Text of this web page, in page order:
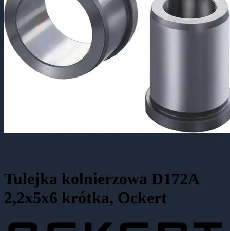
Tulejka kolnierzowa D172A
2,2x5x6 krótka, Ockert